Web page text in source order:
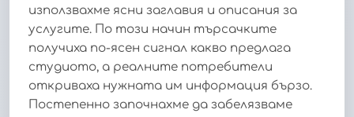
използвахме ясни заглавия и описания за
услугите. По този начин търсачките
получиха по-ясен сигнал какво предлага
студиото, а реалните потребители
откриваха нужната им информация бързо.
Постепенно започнахме да забелязваме